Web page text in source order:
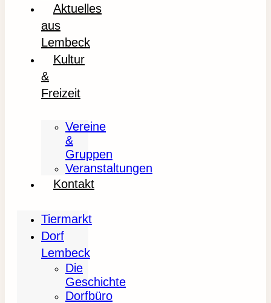
Aktuelles
aus
Lembeck
Kultur
&
Freizeit
Vereine
&
Gruppen
Veranstaltungen
Kontakt
Tiermarkt
Dorf
Lembeck
Die
Geschichte
Dorfbüro